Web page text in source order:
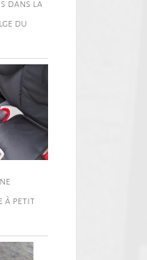
dans la
du
à petit